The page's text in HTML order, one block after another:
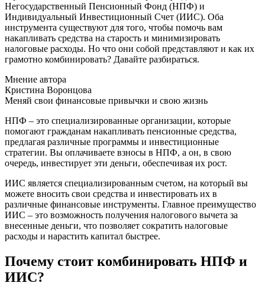
Негосударственный Пенсионный Фонд (НПФ) и
Индивидуальный Инвестиционный Счет (ИИС). Оба
инструмента существуют для того, чтобы помочь вам
накапливать средства на старость и минимизировать
налоговые расходы. Но что они собой представляют и как их
грамотно комбинировать? Давайте разбираться.
Мнение автора
Кристина Воронцова
Меняй свои финансовые привычки и свою жизнь
НПФ – это специализированные организации, которые
помогают гражданам накапливать пенсионные средства,
предлагая различные программы и инвестиционные
стратегии. Вы оплачиваете взносы в НПФ, а он, в свою
очередь, инвестирует эти деньги, обеспечивая их рост.
ИИС является специализированным счетом, на который вы
можете вносить свои средства и инвестировать их в
различные финансовые инструменты. Главное преимущество
ИИС – это возможность получения налогового вычета за
внесенные деньги, что позволяет сократить налоговые
расходы и нарастить капитал быстрее.
Почему стоит комбинировать НПФ и
ИИС?